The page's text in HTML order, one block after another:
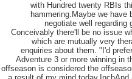
with Hundred twenty RBIs
hammering.Maybe we
negotiate well regarding
Conceivably there'll be no issue
which are mutually very
enquiries about them. "I'd
Adventure 3 or more winning in
offseason is considered the